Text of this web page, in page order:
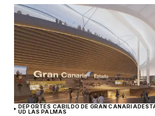
DEPORTES CABILDO DE GRAN CANARIA
UD LAS PALMAS